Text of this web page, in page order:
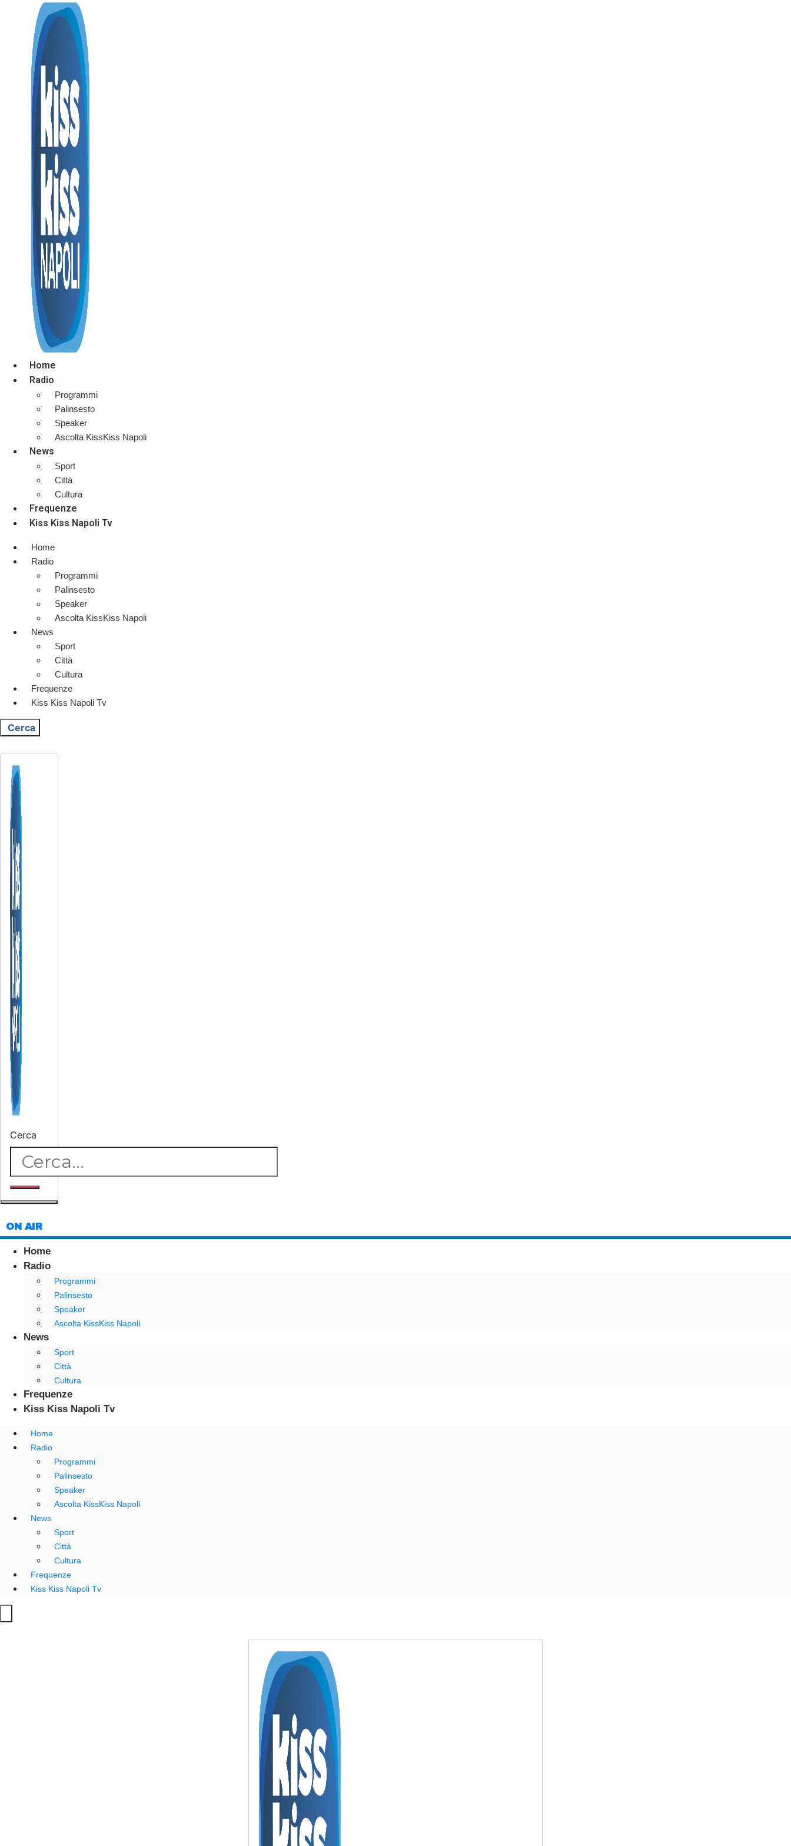
Home
Radio
Programmi
Palinsesto
Speaker
Ascolta KissKiss Napoli
News
Sport
Città
Cultura
Frequenze
Kiss Kiss Napoli Tv
Home
Radio
Programmi
Palinsesto
Speaker
Ascolta KissKiss Napoli
News
Sport
Città
Cultura
Frequenze
Kiss Kiss Napoli Tv
Cerca
Cerca
ON AIR
Home
Radio
Programmi
Palinsesto
Speaker
Ascolta KissKiss Napoli
News
Sport
Città
Cultura
Frequenze
Kiss Kiss Napoli Tv
Home
Radio
Programmi
Palinsesto
Speaker
Ascolta KissKiss Napoli
News
Sport
Città
Cultura
Frequenze
Kiss Kiss Napoli Tv